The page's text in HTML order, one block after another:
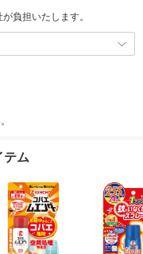
負担いたします。
テム